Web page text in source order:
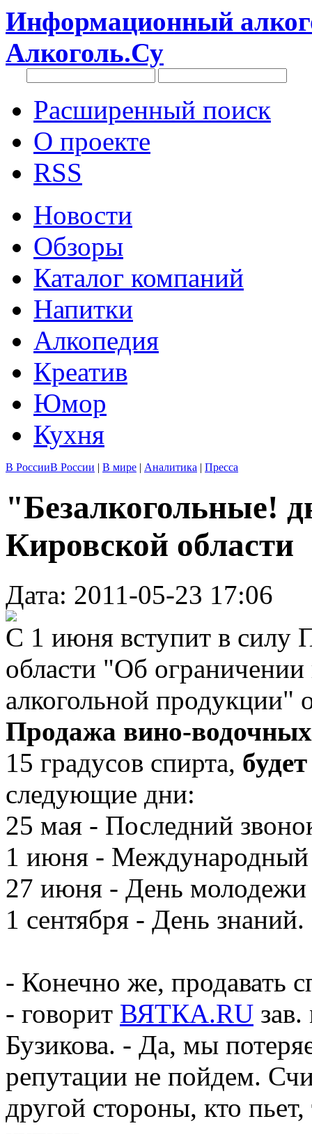
Информационный
Алкоголь.Су
Расширенный поиск
О проекте
RSS
Новости
Обзоры
Каталог компаний
Напитки
Алкопедия
Креатив
Юмор
Кухня
В РоссииВ России | В мире | Аналитика | Пресса
"Безалкогольные!
Кировской области
Дата: 2011-05-23 17:06
С 1 июня вступит в силу
области "Об
алкогольной продукции"
Продажа вино-
15 градусов спирта,
следующие дни:
25 мая - Последний
1 июня - Международный
27 июня - День молодежи
1 сентября - День знаний.
- Конечно же, продавать
- говорит ВЯТКA.RU
Бузикова. - Да, мы
репутации не пойдем.
другой стороны, кто пьет,